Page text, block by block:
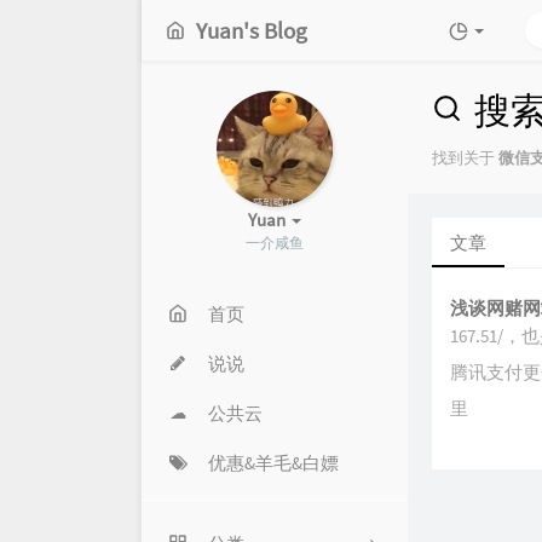
Yuan's Blog
Yuan
一介咸鱼
首页
说说
公共云
优惠&羊毛&白嫖
搜
找到关于微信
文章
浅谈网赌
167.51/，
腾讯支付
里